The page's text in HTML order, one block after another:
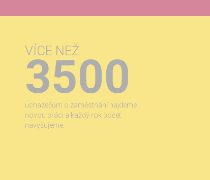
VÍCE NEŽ
3500
uchazečům o zaměstnání najdeme
novou práci a každý rok počet
navyšujeme.